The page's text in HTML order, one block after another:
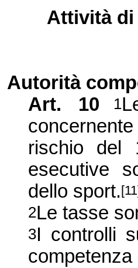
Attività di
Autorità
Art. 10
1
rischio del
esecutive
dello sport.
2Le tasse
3I controlli